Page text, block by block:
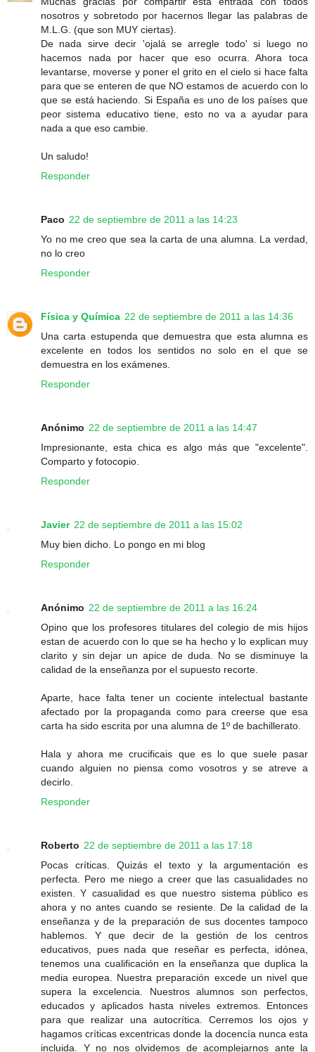
nosotros y sobretodo por hacernos llegar las palabras de
M.L.G. (que son MUY ciertas).
De nada sirve decir 'ojalá se arregle todo' si luego no
hacemos nada por hacer que eso ocurra. Ahora toca
levantarse, moverse y poner el grito en el cielo si hace falta
para que se enteren de que NO estamos de acuerdo con lo
que se está haciendo. Si España es uno de los países que
peor sistema educativo tiene, esto no va a ayudar para
nada a que eso cambie.
Un saludo!
Responder
Paco 22 de septiembre de 2011 a las 14:23
Yo no me creo que sea la carta de una alumna. La verdad,
no lo creo
Responder
Física y Química 22 de septiembre de 2011 a las 14:36
Una carta estupenda que demuestra que esta alumna es
excelente en todos los sentidos no solo en el que se
demuestra en los exámenes.
Responder
Anónimo 22 de septiembre de 2011 a las 14:47
Impresionante, esta chica es algo más que "excelente".
Comparto y fotocopio.
Responder
Javier 22 de septiembre de 2011 a las 15:02
Muy bien dicho. Lo pongo en mi blog
Responder
Anónimo 22 de septiembre de 2011 a las 16:24
Opino que los profesores titulares del colegio de mis hijos
estan de acuerdo con lo que se ha hecho y lo explican muy
clarito y sin dejar un apice de duda. No se disminuye la
calidad de la enseñanza por el supuesto recorte.
Aparte, hace falta tener un cociente intelectual bastante
afectado por la propaganda como para creerse que esa
carta ha sido escrita por una alumna de 1º de bachillerato.
Hala y ahora me crucificais que es lo que suele pasar
cuando alguien no piensa como vosotros y se atreve a
decirlo.
Responder
Roberto 22 de septiembre de 2011 a las 17:18
Pocas críticas. Quizás el texto y la argumentación es
perfecta. Pero me niego a creer que las casualidades no
existen. Y casualidad es que nuestro sistema público es
ahora y no antes cuando se resiente. De la calidad de la
enseñanza y de la preparación de sus docentes tampoco
hablemos. Y que decir de la gestión de los centros
educativos, pues nada que reseñar es perfecta, idónea,
tenemos una cualificación en la enseñanza que duplica la
media europea. Nuestra preparación excede un nivel que
supera la excelencia. Nuestros alumnos son perfectos,
educados y aplicados hasta niveles extremos. Entonces
para que realizar una autocrítica. Cerremos los ojos y
hagamos críticas excentricas donde la docencía nunca esta
incluida. Y no nos olvidemos de acomplejarnos ante la